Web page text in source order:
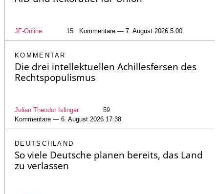
JF-Online 15 Kommentare — 7. August 2026 5:00
KOMMENTAR
Die drei intellektuellen Achillesfersen des
Rechtspopulismus
Julian Theodor Islinger
59
Kommentare — 6. August 2026 17:38
DEUTSCHLAND
So viele Deutsche planen bereits, das Land
zu verlassen